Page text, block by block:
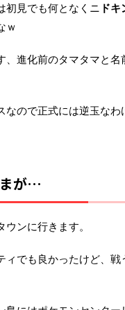
初見でも何となくニ ドキ
ｗ
、進化前のタマタマと
なので正式には逆玉なわ
が…
ウンに行きます。
ィでも良かったけど、